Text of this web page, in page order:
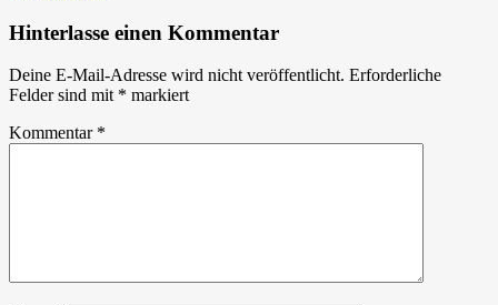
Hinterlasse einen Kommentar
Deine E-Mail-Adresse wird nicht veröffentlicht. Erforderliche
Felder sind mit * markiert
Kommentar *